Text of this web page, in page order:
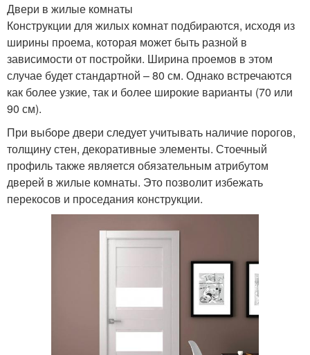
Двери в жилые комнаты
Конструкции для жилых комнат подбираются, исходя из
ширины проема, которая может быть разной в
зависимости от постройки. Ширина проемов в этом
случае будет стандартной – 80 см. Однако встречаются
как более узкие, так и более широкие варианты (70 или
90 см).
При выборе двери следует учитывать наличие порогов,
толщину стен, декоративные элементы. Стоечный
профиль также является обязательным атрибутом
дверей в жилые комнаты. Это позволит избежать
перекосов и проседания конструкции.